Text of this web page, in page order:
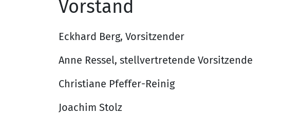
Vorstand
Eckhard Berg, Vorsitzender
Anne Ressel, stellvertretende Vorsitzende
Christiane Pfeffer-Reinig
Joachim Stolz